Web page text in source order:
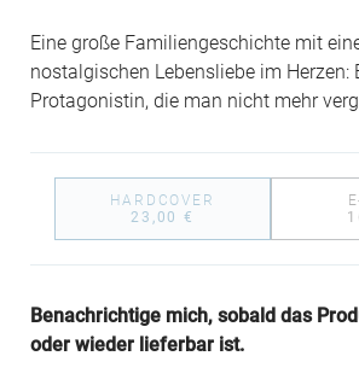
Eine große Familiengeschichte mit
nostalgischen Lebensliebe im Herzen:
Protagonistin, die man nicht mehr
HARDCOVER
23,00 €
Benachrichtige mich, sobald das
oder wieder lieferbar ist.